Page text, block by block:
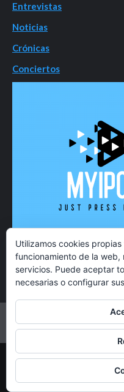
Entrevistas
Noticias
Crónicas
Conciertos
Copyright 2021 MyiPop
Utilizamos cookies
funcionamiento de la web,
servicios. Puede aceptar
necesarias o configurar